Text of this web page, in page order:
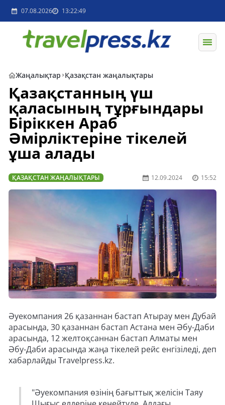
07.08.2026 13:22:49
Жаңалықтар Қазақстан жаңалықтары
Қазақстанның үш
қаласының тұрғындары
Біріккен Араб
Әмірліктеріне тікелей
ұша алады
ҚАЗАҚСТАН ЖАҢАЛЫҚТАРЫ 12.09.2024 15:52
Әуекомпания 26 қазаннан бастап Атырау мен Дубай
арасында, 30 қазаннан бастап Астана мен Әбу-Даби
арасында, 12 желтоқсаннан бастап Алматы мен
Әбу-Даби арасында жаңа тікелей рейс енгізіледі, деп
хабарлайды Travelpress.kz.
"Әуекомпания өзінің бағыттық желісін Таяу